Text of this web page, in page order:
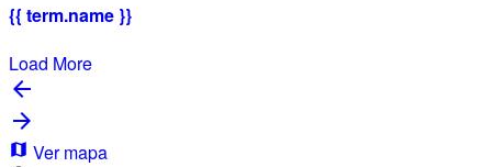
{{ term.name }}
Load More
Ver mapa